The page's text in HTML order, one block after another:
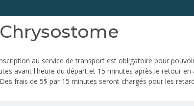
au service de transport est obligatoire pour
avant l'heure du départ et 15 minutes après le retour
frais de 5$ par 15 minutes seront chargés pour les